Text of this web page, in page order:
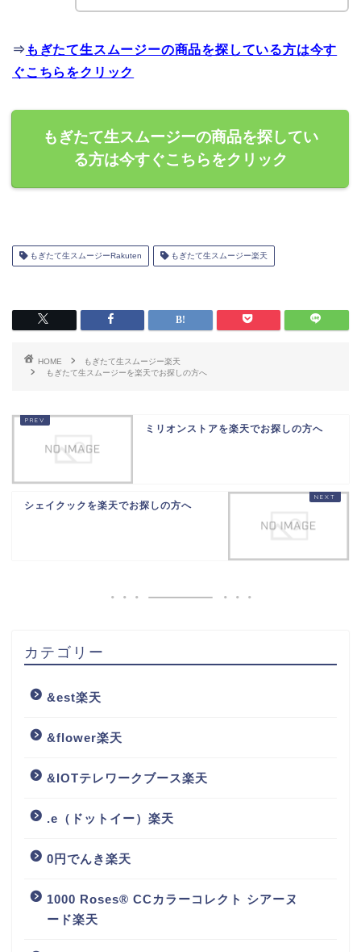
⇒ もぎたて生スムージーの商品を探している方は今す
ぐこちらをクリック
もぎたて生スムージーの商品を探してい
る方は今すぐこちらをクリック
もぎたて生スムージーRakuten もぎたて生スムージー楽天
HOME
もぎたて生スムージー楽天
もぎたて生スムージーを楽天でお探しの方へ
ミリオンストアを楽天でお探しの方へ
シェイクックを楽天でお探しの方へ
カテゴリー
&est楽天
&flower楽天
&IOTテレワークブース楽天
.e（ドットイー）楽天
0円でんき楽天
1000 Roses® CCカラーコレクト シアーヌ
ード楽天